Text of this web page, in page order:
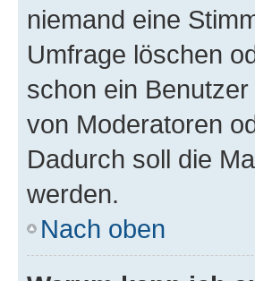
niemand eine
Umfrage löschen
schon ein
von Moderatoren
Dadurch soll die
werden.
Nach oben